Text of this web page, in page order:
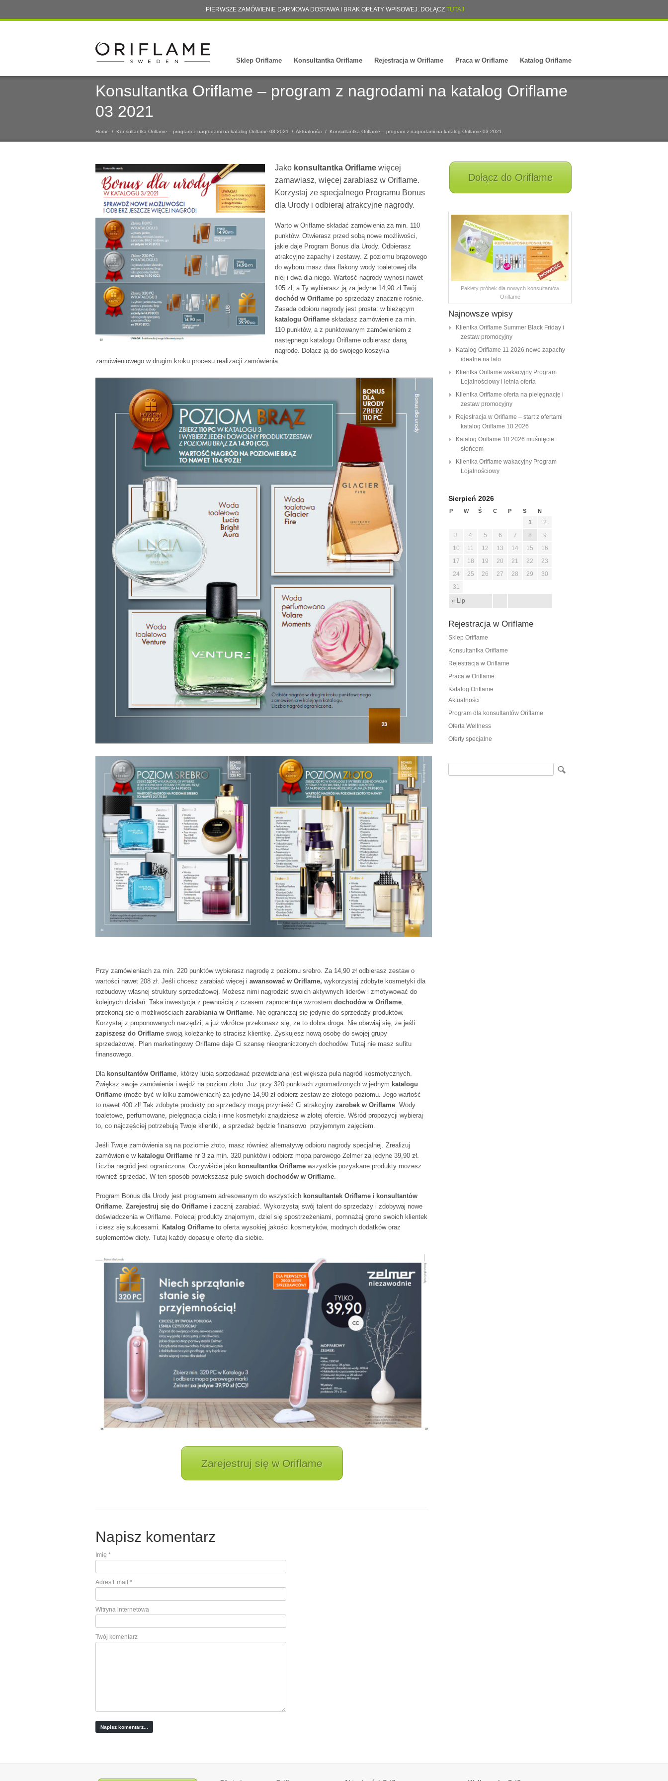
PIERWSZE ZAMÓWIENIE DARMOWA DOSTAWA I BRAK OPŁATY WPISOWEJ. DOŁĄCZ TUTAJ
Sklep Oriflame Konsultantka Oriflame Rejestracja w Oriflame Praca w Oriflame Katalog Oriflame
Konsultantka Oriflame – program z nagrodami na katalog Oriflame
03 2021
Home / Konsultantka Oriflame – program z nagrodami na katalog Oriflame 03 2021 / Aktualności / Konsultantka Oriflame – program z nagrodami na katalog Oriflame 03 2021
Jako konsultantka Oriflame więcej
zamawiasz, więcej zarabiasz w Oriflame.
Korzystaj ze specjalnego Programu Bonus
dla Urody i odbieraj atrakcyjne nagrody.
Warto w Oriflame składać zamówienia za min. 110
punktów. Otwierasz przed sobą nowe możliwości,
jakie daje Program Bonus dla Urody. Odbierasz
atrakcyjne zapachy i zestawy. Z poziomu brązowego
do wyboru masz dwa flakony wody toaletowej dla
niej i dwa dla niego. Wartość nagrody wynosi nawet
105 zł, a Ty wybierasz ją za jedyne 14,90 zł.Twój
dochód w Oriflame po sprzedaży znacznie rośnie.
Zasada odbioru nagrody jest prosta: w bieżącym
katalogu Oriflame składasz zamówienie za min.
110 punktów, a z punktowanym zamówieniem z
następnego katalogu Oriflame odbierasz daną
nagrodę. Dołącz ją do swojego koszyka
zamówieniowego w drugim kroku procesu realizacji zamówienia.
Przy zamówieniach za min. 220 punktów wybierasz nagrodę z poziomu srebro. Za 14,90 zł odbierasz zestaw o
wartości nawet 208 zł. Jeśli chcesz zarabiać więcej i awansować w Oriflame, wykorzystaj zdobyte kosmetyki dla
rozbudowy własnej struktury sprzedażowej. Możesz nimi nagrodzić swoich aktywnych liderów i zmotywować do
kolejnych działań. Taka inwestycja z pewnością z czasem zaprocentuje wzrostem dochodów w Oriflame,
przekonaj się o możliwościach zarabiania w Oriflame. Nie ograniczaj się jedynie do sprzedaży produktów.
Korzystaj z proponowanych narzędzi, a już wkrótce przekonasz się, że to dobra droga. Nie obawiaj się, że jeśli
zapiszesz do Oriflame swoją koleżankę to stracisz klientkę. Zyskujesz nową osobę do swojej grupy
sprzedażowej. Plan marketingowy Oriflame daje Ci szansę nieograniczonych dochodów. Tutaj nie masz sufitu
finansowego.
Dla konsultantów Oriflame, którzy lubią sprzedawać przewidziana jest większa pula nagród kosmetycznych.
Zwiększ swoje zamówienia i wejdź na poziom złoto. Już przy 320 punktach zgromadzonych w jednym katalogu
Oriflame (może być w kilku zamówieniach) za jedyne 14,90 zł odbierz zestaw ze złotego poziomu. Jego wartość
to nawet 400 zł! Tak zdobyte produkty po sprzedaży mogą przynieść Ci atrakcyjny zarobek w Oriflame. Wody
toaletowe, perfumowane, pielęgnacja ciała i inne kosmetyki znajdziesz w złotej ofercie. Wśród propozycji wybieraj
to, co najczęściej potrzebują Twoje klientki, a sprzedaż będzie finansowo przyjemnym zajęciem.
Jeśli Twoje zamówienia są na poziomie złoto, masz również alternatywę odbioru nagrody specjalnej. Zrealizuj
zamówienie w katalogu Oriflame nr 3 za min. 320 punktów i odbierz mopa parowego Zelmer za jedyne 39,90 zł.
Liczba nagród jest ograniczona. Oczywiście jako konsultantka Oriflame wszystkie pozyskane produkty możesz
również sprzedać. W ten sposób powiększasz pulę swoich dochodów w Oriflame.
Program Bonus dla Urody jest programem adresowanym do wszystkich konsultantek Oriflame i konsultantów
Oriflame. Zarejestruj się do Oriflame i zacznij zarabiać. Wykorzystaj swój talent do sprzedaży i zdobywaj nowe
doświadczenia w Oriflame. Polecaj produkty znajomym, dziel się spostrzeżeniami, pomnażaj grono swoich klientek
i ciesz się sukcesami. Katalog Oriflame to oferta wysokiej jakości kosmetyków, modnych dodatków oraz
suplementów diety. Tutaj każdy dopasuje ofertę dla siebie.
Zarejestruj się w Oriflame
Napisz komentarz
Imię *
Adres Email *
Witryna internetowa
Twój komentarz
Dołącz do Oriflame
Pakiety próbek dla nowych konsultantów
Oriflame
Najnowsze wpisy
Klientka Oriflame Summer Black Friday i
zestaw promocyjny
Katalog Oriflame 11 2026 nowe zapachy
idealne na lato
Klientka Oriflame wakacyjny Program
Lojalnościowy i letnia oferta
Klientka Oriflame oferta na pielęgnację i
zestaw promocyjny
Rejestracja w Oriflame – start z ofertami
katalog Oriflame 10 2026
Katalog Oriflame 10 2026 muśnięcie
słońcem
Klientka Oriflame wakacyjny Program
Lojalnościowy
Sierpień 2026
P W Ś C P S N
« Lip
1
2
3
4 5 6 7 8
9
10
11 12 13 14 15
16
17
18 19 20 21 22
23
24
25 26 27 28 29
30
31
Rejestracja w Oriflame
Sklep Oriflame
Konsultantka Oriflame
Rejestracja w Oriflame
Praca w Oriflame
Katalog Oriflame
Aktualności
Program dla konsultantów Oriflame
Oferta Wellness
Oferty specjalne